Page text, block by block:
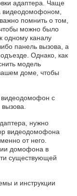
адаптера. Чаще
видеодомофоном,
помнить о том,
можно было
одному каналу
панель вызова, а
Однако, как
модель
доме, чтобы
видеодомофон с
нужно
видеодомофона
от него.
домофона в
существующей
и инструкции